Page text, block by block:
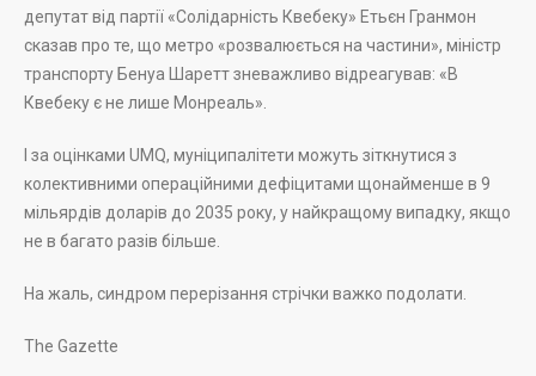
депутат від партії «Солідарність Квебеку» Етьєн Гранмон
сказав про те, що метро «розвалюється на частини», міністр
транспорту Бенуа Шаретт зневажливо відреагував: «В
Квебеку є не лише Монреаль».
І за оцінками UMQ, муніципалітети можуть зіткнутися з
колективними операційними дефіцитами щонайменше в 9
мільярдів доларів до 2035 року, у найкращому випадку, якщо
не в багато разів більше.
На жаль, синдром перерізання стрічки важко подолати.
The Gazette